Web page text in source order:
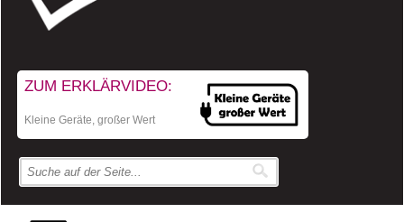
ZUM ERKLÄRVIDEO:
Kleine Geräte, großer Wert